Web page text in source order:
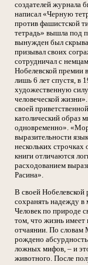
создателей журнала
написал «Черную
против фашистской
тетрадь» вышла под
вынужден был
призывал своих
сотрудничал с
Нобелевской премии
лишь 6 лет спустя, в
художественную
человеческой
своей
католический образ
одновременно».
выразительности
нескольких
книги отличаются
расходованием
Расина».
В своей
сохранять надежду
Человек по природе
том, что жизнь имеет
отчаянии. По словам
рождено
ложных мифов, – и
животного. После